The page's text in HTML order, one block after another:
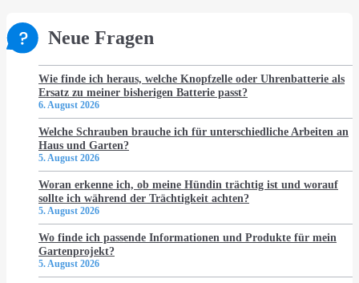
Neue Fragen
Wie finde ich heraus, welche Knopfzelle oder Uhrenbatterie als
Ersatz zu meiner bisherigen Batterie passt?
6. August 2026
Welche Schrauben brauche ich für unterschiedliche Arbeiten an
Haus und Garten?
5. August 2026
Woran erkenne ich, ob meine Hündin trächtig ist und worauf
sollte ich während der Trächtigkeit achten?
5. August 2026
Wo finde ich passende Informationen und Produkte für mein
Gartenprojekt?
5. August 2026